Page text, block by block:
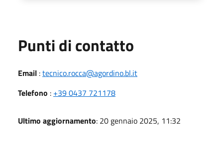
Punti di contatto
Email :tecnico.rocca@agordino.bl.it
Telefono : +39 0437 721178
Ultimo aggiornamento: 20 gennaio 2025, 11:32